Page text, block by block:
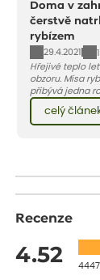
Doma v
čerstvě
rybízem
29.4.2021
Hřejivé teplo
obzoru. Mísa
přibývá jedna
červencové
vnese
bezstarostnosti
celý
Recenze
4.52